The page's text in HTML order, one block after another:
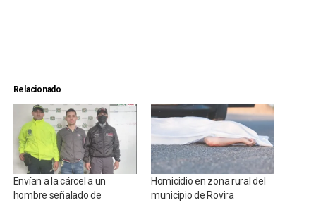
Relacionado
Envían a la cárcel a un
hombre señalado de
Homicidio en zona rural del
municipio de Rovira